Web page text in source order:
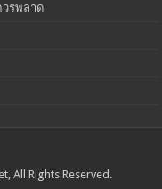
วรพลาด
, All Rights Reserved.